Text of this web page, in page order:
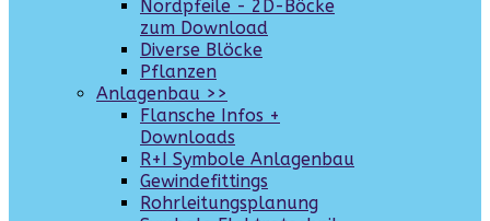
Nordpfeile - 2D-Böcke
zum Download
Diverse Blöcke
Pflanzen
Anlagenbau >>
Flansche Infos +
Downloads
R+I Symbole Anlagenbau
Gewindefittings
Rohrleitungsplanung